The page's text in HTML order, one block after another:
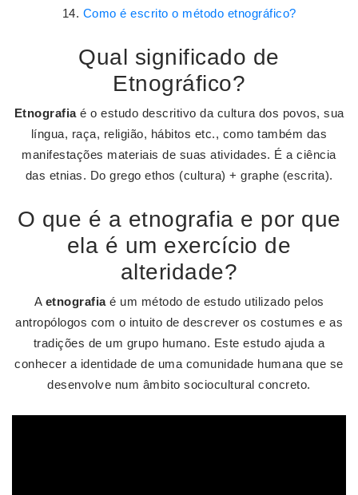
Como é escrito o método etnográfico?
Qual significado de
Etnográfico?
Etnografiaé o estudo descritivo da cultura dos povos, sua
língua, raça, religião, hábitos etc., como também das
manifestações materiais de suas atividades. É a ciência
das etnias. Do grego ethos (cultura) + graphe (escrita).
O que é a etnografia e por que
ela é um exercício de
alteridade?
A etnografiaé um método de estudo utilizado pelos
antropólogos com o intuito de descrever os costumes e as
tradições de um grupo humano. Este estudo ajuda a
conhecer a identidade de uma comunidade humana que se
desenvolve num âmbito sociocultural concreto.